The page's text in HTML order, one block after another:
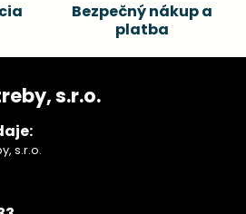
Bezpečný nákup a
platba
s.r.o.
s.r.o.